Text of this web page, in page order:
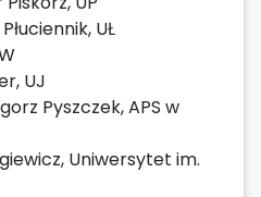
UŁ
UJ
Pyszczek, APS w
Uniwersytet im.